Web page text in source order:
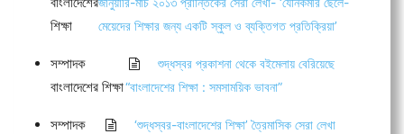
শিক্ষা
মেয়েদের শিক্ষার জন্য একটি স্কুল ও ব্যক্তিগত প্রতিক্রিয়া’
সম্পাদক
বাংলাদেশের শিক্ষা
শুদ্ধস্বর প্রকাশনা থেকে বইমেলায় বেরিয়েছে
“বাংলাদেশের শিক্ষা : সমসাময়িক ভাবনা”
সম্পাদক
‘শুদ্ধস্বর-বাংলাদেশের শিক্ষা’ ত্রৈমাসিক সেরা লেখা